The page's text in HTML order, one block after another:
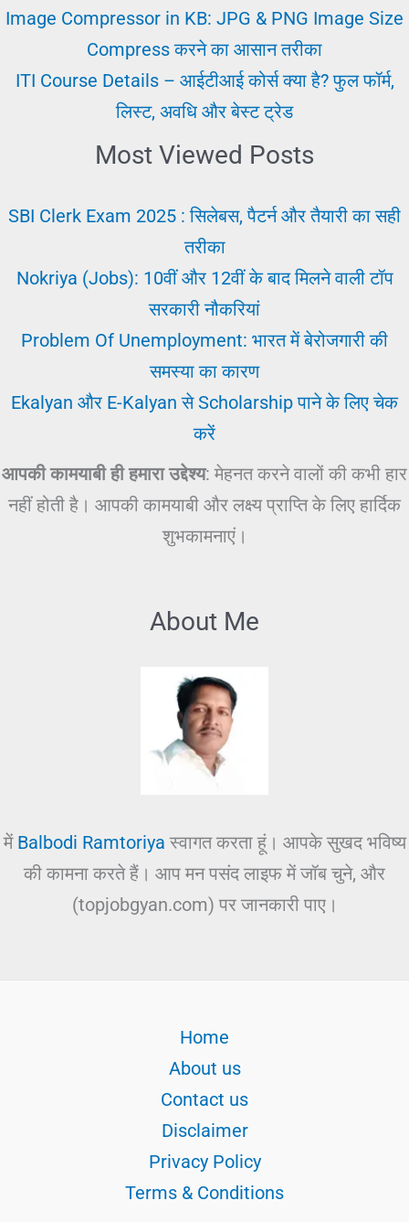
Image Compressor in KB: JPG & PNG Image Size
Compress करने का आसान तरीका
ITI Course Details – आईटीआई कोर्स क्या है? फुल फॉर्म,
लिस्ट, अवधि और बेस्ट ट्रेड
Most Viewed Posts
SBI Clerk Exam 2025 : सिलेबस, पैटर्न और तैयारी का सही
तरीका
Nokriya (Jobs): 10वीं और 12वीं के बाद मिलने वाली टॉप
सरकारी नौकरियां
Problem Of Unemployment: भारत में बेरोजगारी की
समस्या का कारण
Ekalyan और E-Kalyan से Scholarship पाने के लिए चेक
करें
आपकी कामयाबी ही हमारा उद्देश्य: मेहनत करने वालों की कभी हार
नहीं होती है। आपकी कामयाबी और लक्ष्य प्राप्ति के लिए हार्दिक
शुभकामनाएं।
About Me
में Balbodi Ramtoriya स्वागत करता हूं। आपके सुखद भविष्य
की कामना करते हैं। आप मन पसंद लाइफ में जॉब चुने, और
(topjobgyan.com) पर जानकारी पाए।
Home
About us
Contact us
Disclaimer
Privacy Policy
Terms & Conditions